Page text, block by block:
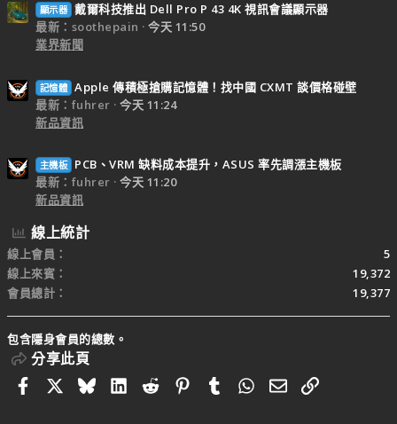
顯示器 戴爾科技推出 Dell Pro P 43 4K 視訊會議顯示器
最新：soothepain
今天 11:50
業界新聞
記憶體 Apple 傳積極搶購記憶體！找中國 CXMT 談價格碰壁
最新：fuhrer
今天 11:24
新品資訊
主機板
PCB、VRM 缺料成本提升，ASUS 率先調漲主機板
最新：fuhrer
今天 11:20
新品資訊
線上統計
線上會員
5
線上來賓
19,372
會員總計
19,377
包含隱身會員的總數。
分享此頁
FacebookBlueskyLinkedIn
RedditPinterestTumblrWhatsApp
電子郵件
連結